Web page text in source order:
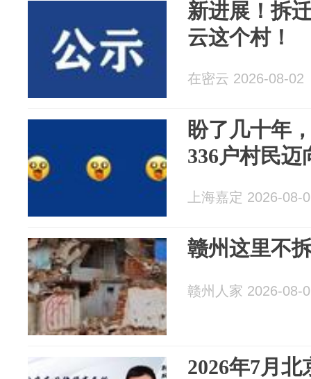
新进展！拆
云这个村！
在密云 2026-08-02
盼了几十年
336户村民迈
上海嘉定 2026-08-
赣州这里不
赣州人家 2026-08-
2026年7月